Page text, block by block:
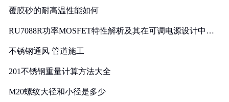
覆膜砂的耐高温性能如何
RU7088R功率MOSFET特性解析及其在可调电源设计中的
不锈钢通风 管道施工
201不锈钢重量计算方法大全
M20螺纹大径和小径是多少